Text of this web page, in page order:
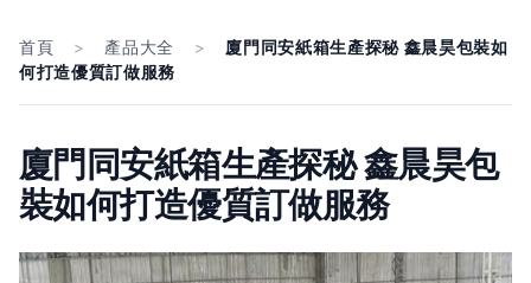
首頁 > 產品大全 >
廈門同安紙箱生產探秘 鑫晨昊包裝如
何打造優質訂做服務
廈門同安紙箱生產探秘 鑫晨昊包
裝如何打造優質訂做服務